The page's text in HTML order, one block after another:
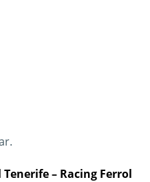
– Racing Ferrol